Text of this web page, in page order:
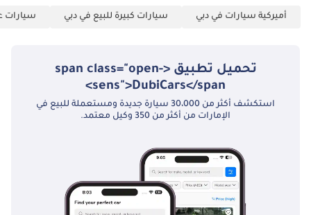
الشركات: 1 رخصة
جوازات سفر جميع
حساب بنكي للشركة
خيارات حجز السيارة:
للبدء، نطلب دفعة
مقدمة قدرها درهم
أميركية سيارات في دبي سيارات كبيرة للبيع في دبي سيارات
تحميل تطبيق <span class="open-
sens">DubiCars</span>
استكشف أكثر من 30،000 سيارة جديدة ومستعملة للبيع في
الإمارات من أكثر من 350 وكيل معتمد.